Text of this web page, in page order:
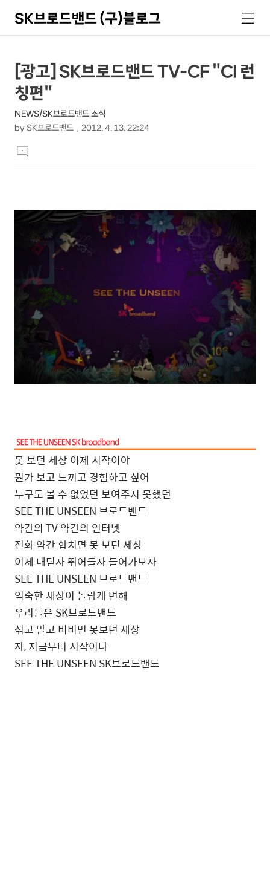
SK브로드밴드 (구)블로그
색
메
뉴
상
세
컨
텐
츠
본
문
제
목
[광고] SK브로드밴드 TV-CF "CI 런
칭편"
NEWS/SK브로드밴드 소식
by SK브로드밴드 2012. 4. 13. 22:24
문
댓
글
못 보던 세상 이제 시작이야
뭔가 보고 느끼고 경험하고 싶어
누구도 볼 수 없었던 보여주지 못했던
SEE THE UNSEEN 브로드밴드
약간의 TV 약간의 인터넷
전화 약간 합치면 못 보던 세상
이제 내딛자 뛰어들자 들어가보자
SEE THE UNSEEN 브로드밴드
익숙한 세상이 놀랍게 변해
우리들은 SK브로드밴드
섞고 말고 비비면 못보던 세상
자, 지금부터 시작이다
SEE THE UNSEEN SK브로드밴드